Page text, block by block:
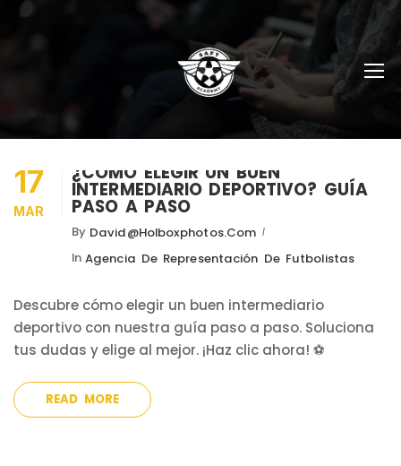
17
MAR
¿CÓMO ELEGIR UN BUEN
INTERMEDIARIO DEPORTIVO? GUÍA
PASO A PASO
By David@holboxphotos.com
In Agencia De Representación De Futbolistas
Descubre cómo elegir un buen intermediario
deportivo con nuestra guía paso a paso. Soluciona
tus dudas y elige al mejor. ¡Haz clic ahora! ⚽
READ MORE